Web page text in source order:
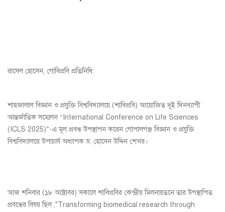
রাসেল হোসেন, গোবিপ্রবি প্রতিনিধি:
শাহজালাল বিজ্ঞান ও প্রযুক্তি বিশ্ববিদ্যালয়ে (শাবিপ্রবি) আয়োজিত দুই দিনব্যাপী
আন্তর্জাতিক সম্মেলন “International Conference on Life Sciences
(ICLS 2025)”-এ মূল প্রবন্ধ উপস্থাপন করেন গোপালগঞ্জ বিজ্ঞান ও প্রযুক্তি
বিশ্ববিদ্যালয়ে উপাচার্য অধ্যাপক ড. হোসেন উদ্দিন শেখর।
আজ শনিবার (১৮ অক্টোবর) সকালে শাবিপ্রবির কেন্দ্রীয় মিলনায়তনে তার উপস্থাপিত
প্রবন্ধের বিষয় ছিল ,"Transforming biomedical research through